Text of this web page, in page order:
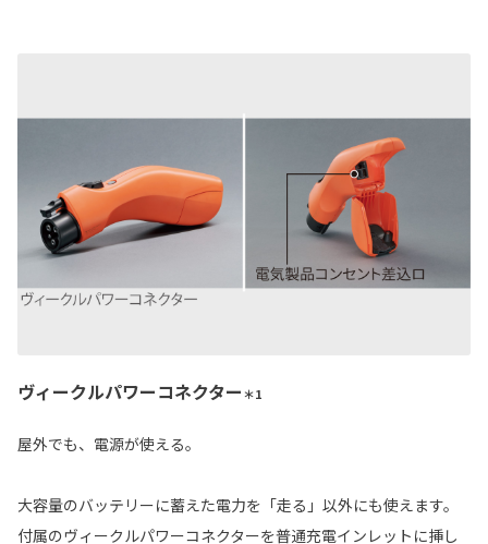
ヴィークルパワーコネクター＊1
屋外でも、電源が使える。
大容量のバッテリーに蓄えた電力を「走る」以外にも使えます。
付属のヴィークルパワーコネクターを普通充電インレットに挿し